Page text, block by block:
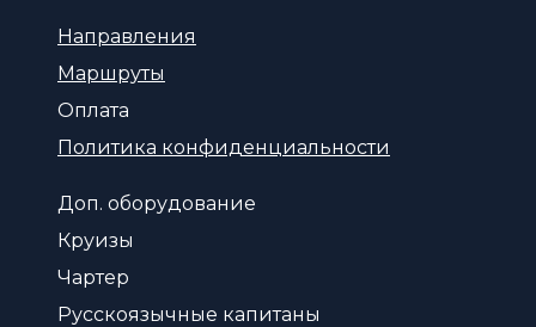
Направления
Маршруты
Оплата
Политика конфиденциальности
Доп. оборудование
Круизы
Чартер
Русскоязычные капитаны